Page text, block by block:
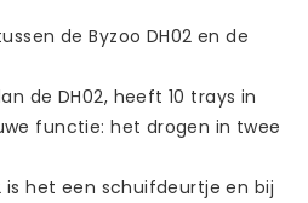
de Byzoo DH02 en de
de DH02, heeft 10 trays in
functie: het drogen in twee
is het een schuifdeurtje en bij